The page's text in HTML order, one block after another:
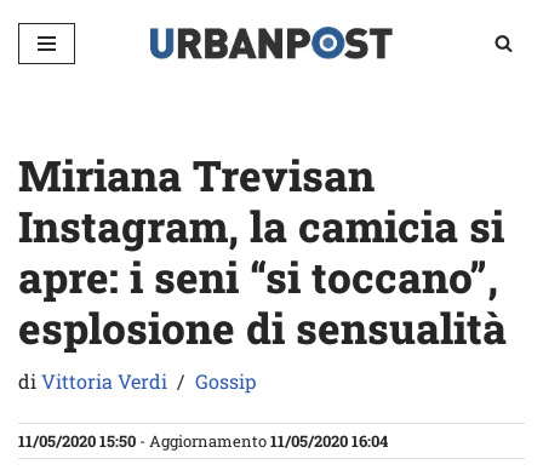
Vai
Miriana Trevisan
Instagram, la camicia si
apre: i seni “si toccano”,
esplosione di sensualità
diVittoria Verdi Gossip
11/05/2020 15:50 - Aggiornamento11/05/2020 16:04